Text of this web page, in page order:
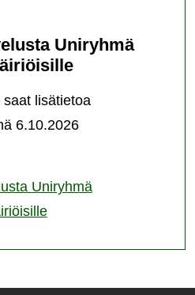
Uniryhmä
lisätietoa
6.10.2026
Uniryhmä